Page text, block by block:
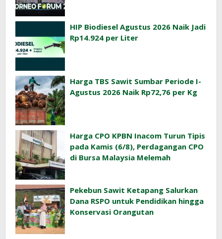
HIP Biodiesel Agustus 2026 Naik Jadi
Rp14.924 per Liter
Harga TBS Sawit Sumbar Periode I-
Agustus 2026 Naik Rp72,76 per Kg
Harga CPO KPBN Inacom Turun Tipis
pada Kamis (6/8), Perdagangan CPO
di Bursa Malaysia Melemah
Pekebun Sawit Ketapang Salurkan
Dana RSPO untuk Pendidikan hingga
Konservasi Orangutan